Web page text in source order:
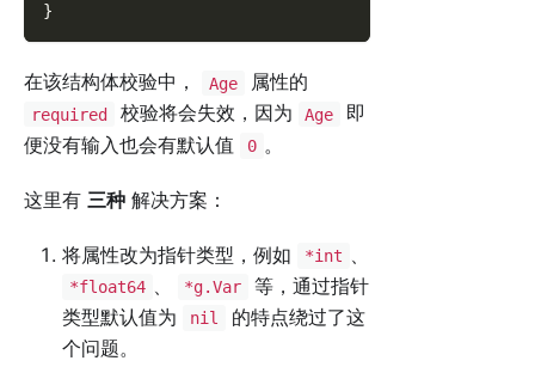
}
在该结构体校验中， Age 属性的
required 校验将会失效，因为 Age
即
便没有输入也会有默认值
0 。
这里有 三种 解决方案：
将属性改为指针类型，例如 *int
*float64 *g.Var
等，通过指针
类型默认值为
nil
的特点绕过了这
个问题。